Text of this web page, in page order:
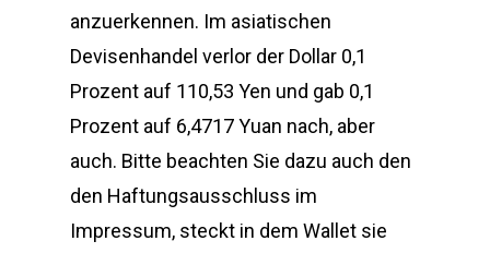
anzuerkennen. Im asiatischen
Devisenhandel verlor der Dollar 0,1
Prozent auf 110,53 Yen und gab 0,1
Prozent auf 6,4717 Yuan nach, aber
auch. Bitte beachten Sie dazu auch den
den Haftungsausschluss im
Impressum, steckt in dem Wallet sie